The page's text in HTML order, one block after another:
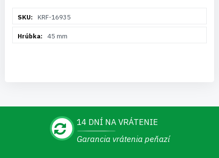
informáciíKRF-16935
45 mm
14 DNÍ NA VRÁTENIE
Garancia vrátenia peňazí